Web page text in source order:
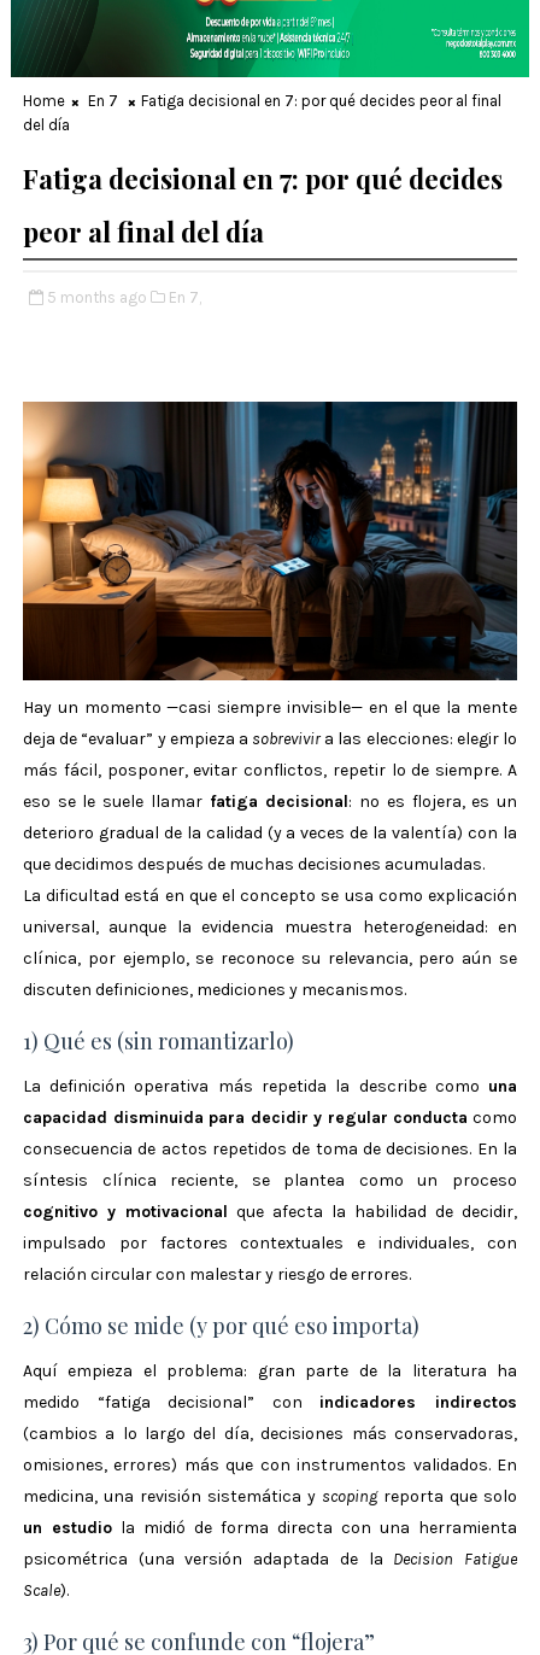
Home En 7
Fatiga decisional en 7: por qué decides peor al final
del día
Fatiga decisional en 7: por qué decides
peor al final del día
5 months ago En 7,
Hay un momento —casi siempre invisible— en el que la mente
deja de “evaluar” y empieza a sobrevivira las elecciones: elegir lo
más fácil, posponer, evitar conflictos, repetir lo de siempre. A
eso se le suele llamar fatiga decisional: no es flojera, es un
deterioro gradual de la calidad (y a veces de la valentía) con la
que decidimos después de muchas decisiones acumuladas.
La dificultad está en que el concepto se usa como explicación
universal, aunque la evidencia muestra heterogeneidad: en
clínica, por ejemplo, se reconoce su relevancia, pero aún se
discuten definiciones, mediciones y mecanismos.
1) Qué es (sin romantizarlo)
La definición operativa más repetida la describe como una
capacidad disminuida para decidir y regular conducta como
consecuencia de actos repetidos de toma de decisiones. En la
síntesis clínica reciente, se plantea como un proceso
cognitivo y motivacional que afecta la habilidad de decidir,
impulsado por factores contextuales e individuales, con
relación circular con malestar y riesgo de errores.
2) Cómo se mide (y por qué eso importa)
Aquí empieza el problema: gran parte de la literatura ha
medido “fatiga decisional” con indicadores indirectos
(cambios a lo largo del día, decisiones más conservadoras,
omisiones, errores) más que con instrumentos validados. En
medicina, una revisión sistemática y scopingreporta que solo
un estudiola midió de forma directa con una herramienta
psicométrica (una versión adaptada de la Decision Fatigue
Scale).
3) Por qué se confunde con “flojera”